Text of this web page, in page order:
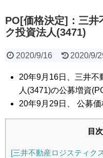
PO[価格決定]：三井
ク投資法人(3471)
2020/9/16 2020/9/
20年9月16日、三井不
人(3471)の公募増資
20年9月29日、公募価
目次
[三井不動産ロジスティク